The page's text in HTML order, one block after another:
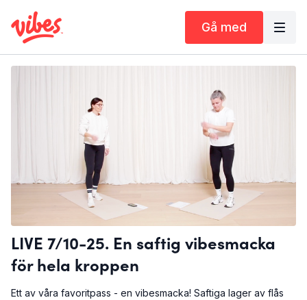
Gå med
LIVE 7/10-25. En saftig vibesmacka
för hela kroppen
Ett av våra favoritpass - en vibesmacka! Saftiga lager av flås